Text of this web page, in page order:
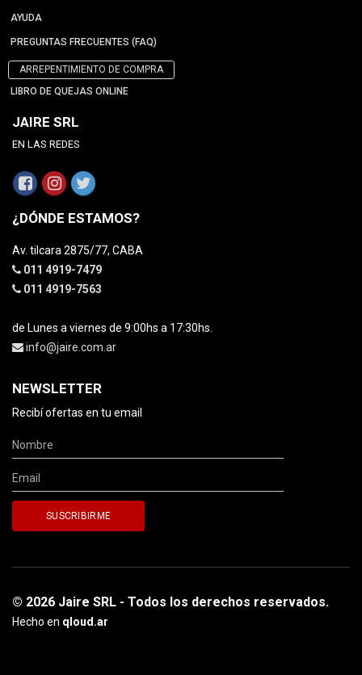
AYUDA
PREGUNTAS FRECUENTES (FAQ)
ARREPENTIMIENTO DE COMPRA
LIBRO DE QUEJAS ONLINE
JAIRE SRL
EN LAS REDES
¿DÓNDE ESTAMOS?
Av. tilcara 2875/77, CABA
011 4919-7479
011 4919-7563
de Lunes a viernes de 9:00hs a 17:30hs.
info@jaire.com.ar
NEWSLETTER
Recibí ofertas en tu email
© 2026 Jaire SRL - Todos los derechos reservados.
Hecho en qloud.ar